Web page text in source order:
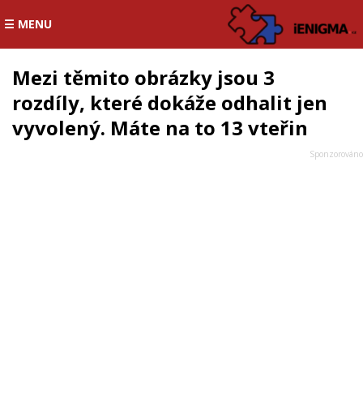
☰ MENU
Mezi těmito obrázky jsou 3
rozdíly, které dokáže odhalit jen
vyvolený. Máte na to 13 vteřin